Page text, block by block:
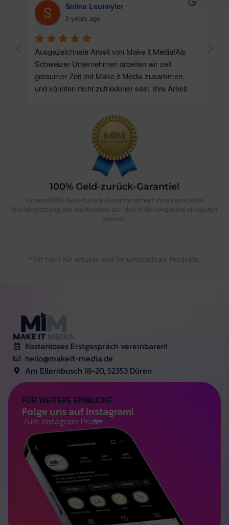
100% Geld-zurück-Garantie!
Unsere 100% Geld-zurück-Garantie sichert Ihnen eine volle
Rückerstattung des Kaufpreises zu*, damit Sie sorgenfrei einkaufen
können.
Selina Leutwyler
2 years ago
Ausgezeichnete Arbeit von Make it Media!Als
Schweizer Unternehmen arbeiten wir seit
geraumer Zeit mit Make it Media zusammen
und könnten nicht zufriedener sein. Ihre Arbeit
Professionalität geprägt. Besonders schätzen
wir ihre freundliche und hilfsbereite Art sowie die
Fähigkeit, stets passende Lösungen zu finden.
Make it Media hat dazu beigetragen, unsere
Social Media Präsenz sowie unser Webdesign
zu optimieren und unsere Ziele zu erreichen.Wir
freuen uns auf eine weiterhin erfolgreiche
Zusammenarbeit und können Make it Media
wärmstens empfehlen!
*Gilt nicht für virtuelle und herunterladbare Produkte.
Kostenloses Erstgespräch vereinbaren!
hello@makeit-media.de
Am Ellernbusch 18-20, 52353 Düren
FÜR WEITERE EINBLICKE
Folge uns auf Instagram!
Zum Instagram Profil